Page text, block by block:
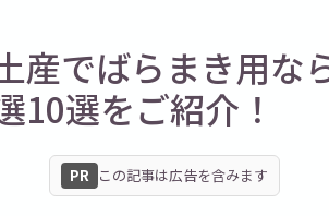
産でばらまき用な
10選をご紹介！
PR この記事は広告を含みます